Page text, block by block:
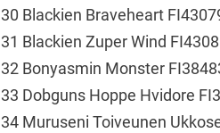
30 Blackien Braveheart
31 Blackien Zuper Wind
32 Bonyasmin Monster
33 Dobguns Hoppe Hvidore
34 Muruseni Toiveunen